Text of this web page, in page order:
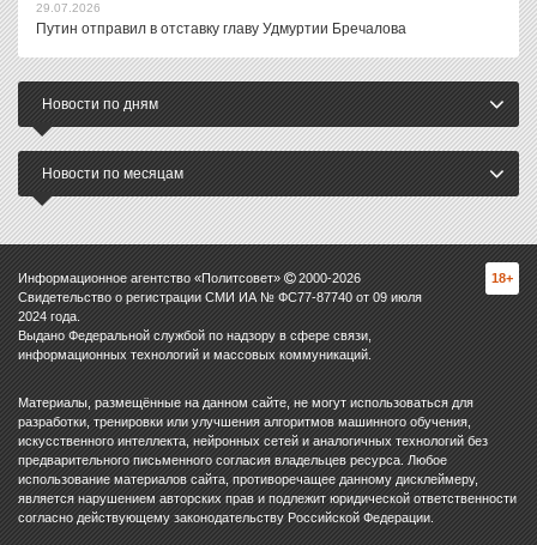
29.07.2026
Путин отправил в отставку главу Удмуртии Бречалова
Новости по дням
Новости по месяцам
Информационное агентство «Политсовет» 2000-2026
Свидетельство о регистрации СМИ ИА № ФС77-87740 от 09 июля
2024 года.
Выдано Федеральной службой по надзору в сфере связи,
информационных технологий и массовых коммуникаций.
18+
Материалы, размещённые на данном сайте, не могут использоваться для
разработки, тренировки или улучшения алгоритмов машинного обучения,
искусственного интеллекта, нейронных сетей и аналогичных технологий без
предварительного письменного согласия владельцев ресурса. Любое
использование материалов сайта, противоречащее данному дисклеймеру,
является нарушением авторских прав и подлежит юридической ответственности
согласно действующему законодательству Российской Федерации.